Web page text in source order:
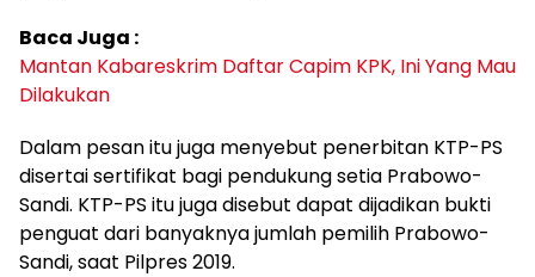
Baca Juga :
Mantan Kabareskrim Daftar Capim KPK, Ini Yang Mau
Dilakukan
Dalam pesan itu juga menyebut penerbitan KTP-PS
disertai sertifikat bagi pendukung setia Prabowo-
Sandi. KTP-PS itu juga disebut dapat dijadikan bukti
penguat dari banyaknya jumlah pemilih Prabowo-
Sandi, saat Pilpres 2019.